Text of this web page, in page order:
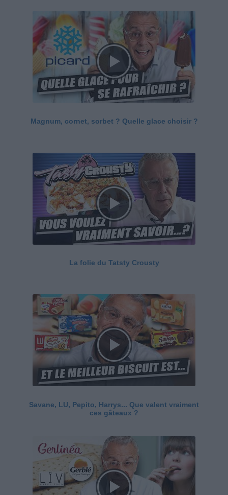
Magnum, cornet, sorbet ? Quelle glace choisir ?
La folie du Tatsty Crousty
Savane, LU, Pepito, Harrys... Que valent vraiment
ces gâteaux ?